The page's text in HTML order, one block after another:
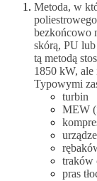
Metoda, w
bezkońcowo
skórą, PU lub
tą metodą
1850 kW,
Typowymi
turbin
MEW
traków
pras